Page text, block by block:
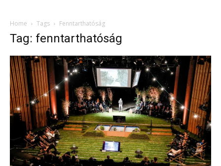
Home Tags Fenntarthatóság
Tag: fenntarthatóság